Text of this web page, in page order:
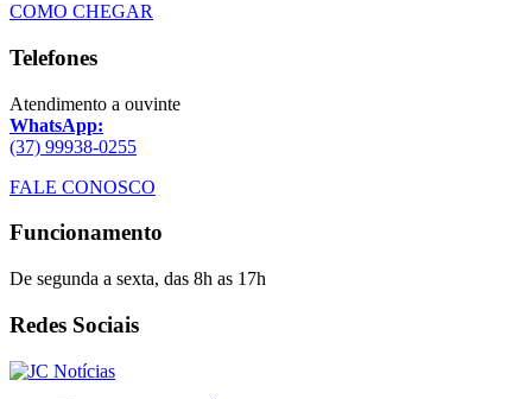
COMO CHEGAR
Telefones
Atendimento a ouvinte
WhatsApp:
(37) 99938-0255
FALE CONOSCO
Funcionamento
De segunda a sexta, das 8h as 17h
Redes Sociais